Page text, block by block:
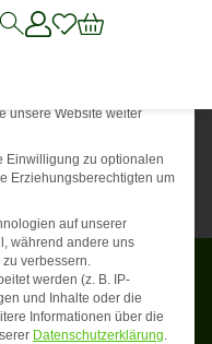
Rabatt auf deinen
einfach den
kombinierbar*
unsere Website weiter
Einwilligung zu optionalen
Erziehungsberechtigten um
auf unserer
während andere uns
verbessern.
werden (z. B. IP-
und Inhalte oder die
Informationen über die
Datenschutzerklärung.